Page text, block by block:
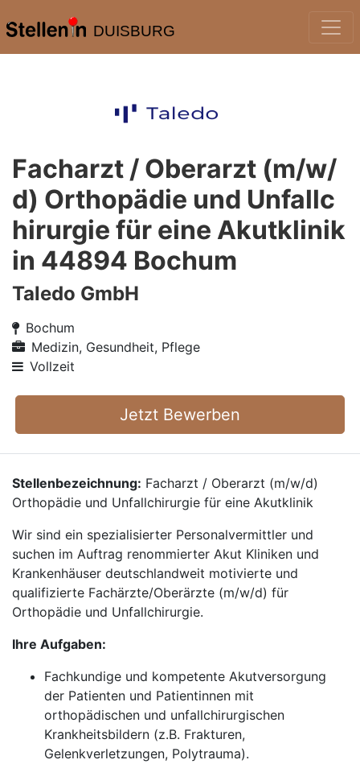
DUISBURG
Facharzt / Oberarzt (m/w/
d) Orthopädie und Unfallc
hirurgie für eine Akutklinik
in 44894 Bochum
Taledo GmbH
Bochum
Medizin, Gesundheit, Pflege
Vollzeit
Jetzt Bewerben
Stellenbezeichnung: Facharzt / Oberarzt (m/w/d)
Orthopädie und Unfallchirurgie für eine Akutklinik
Wir sind ein spezialisierter Personalvermittler und
suchen im Auftrag renommierter Akut Kliniken und
Krankenhäuser deutschlandweit motivierte und
qualifizierte Fachärzte/Oberärzte (m/w/d) für
Orthopädie und Unfallchirurgie.
Ihre Aufgaben:
Fachkundige und kompetente Akutversorgung
der Patienten und Patientinnen mit
orthopädischen und unfallchirurgischen
Krankheitsbildern (z.B. Frakturen,
Gelenkverletzungen, Polytrauma).